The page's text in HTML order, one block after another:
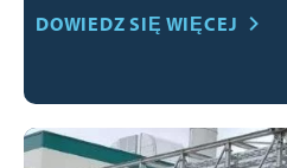
DOWIEDZ SIĘ WIĘCEJ